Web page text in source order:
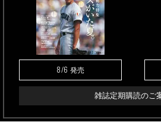
8/6 発売
雑誌定期購読のご